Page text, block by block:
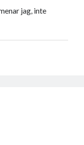
jag, inte